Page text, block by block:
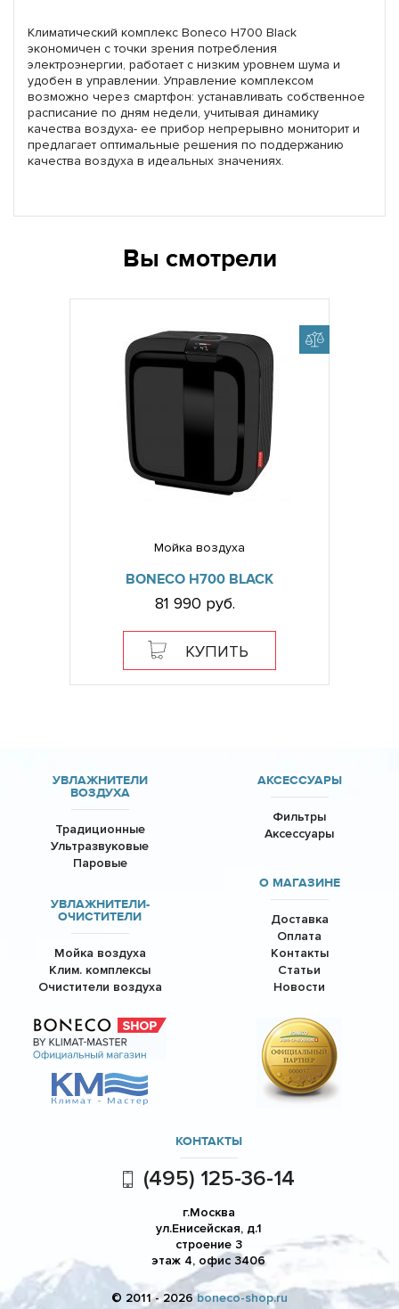
Климатический комплекс Boneco H700 Black
экономичен с точки зрения потребления
электроэнергии, работает с низким уровнем шума и
удобен в управлении. Управление комплексом
возможно через смартфон: устанавливать собственное
расписание по дням недели, учитывая динамику
качества воздуха- ее прибор непрерывно мониторит и
предлагает оптимальные решения по поддержанию
качества воздуха в идеальных значениях.
Вы смотрели
Мойка воздуха
BONECO H700 BLACK
81 990 руб.
КУПИТЬ
УВЛАЖНИТЕЛИ
ВОЗДУХА
Традиционные
Ультразвуковые
Паровые
УВЛАЖНИТЕЛИ-
ОЧИСТИТЕЛИ
Мойка воздуха
Клим. комплексы
Очистители воздуха
АКСЕССУАРЫ
Фильтры
Аксессуары
О МАГАЗИНЕ
Доставка
Оплата
Контакты
Статьи
Новости
КОНТАКТЫ
(495) 125-36-14
г.Москва
ул.Енисейская, д.1
строение 3
этаж 4, офис 3406
© 2011 - 2026boneco-shop.ru